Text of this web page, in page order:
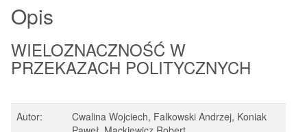
Opis
WIELOZNACZNOŚĆ W
PRZEKAZACH POLITYCZNYCH
Autor:
Cwalina Wojciech, Falkowski Andrzej, Koniak